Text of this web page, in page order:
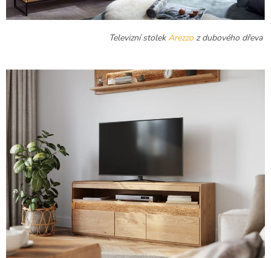
Televizní stolekArezzoz dubového dřeva